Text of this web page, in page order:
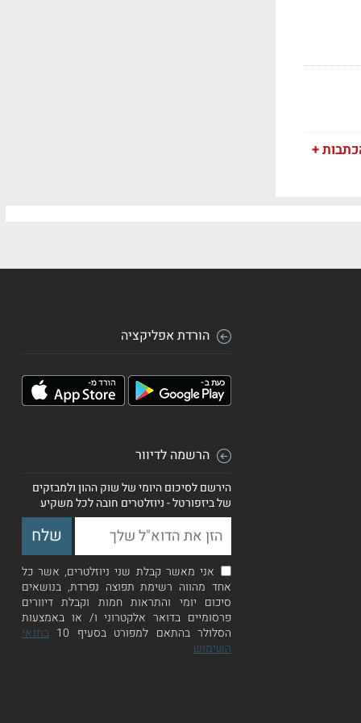
+
הורדת אפליקציה
הרשמה לדיוור
הירשם לסיכום היומי של שוק ההון ולמבזקים
של ביזפורטל - ניוזלטרים חובה לכל משקיע
אני מאשר קבלת שני ניוזלטרים, אשר כל
אחד מהווה רשימת תפוצה נפרדת, בנושאים
סיכום יומי והתראות חמות וקבלת דיוורים
פרסומיים בדואר אלקטרוני ו/ או באמצעות
הסלולר בהתאם למפורט בסעיף 10
בתנאי
השימוש